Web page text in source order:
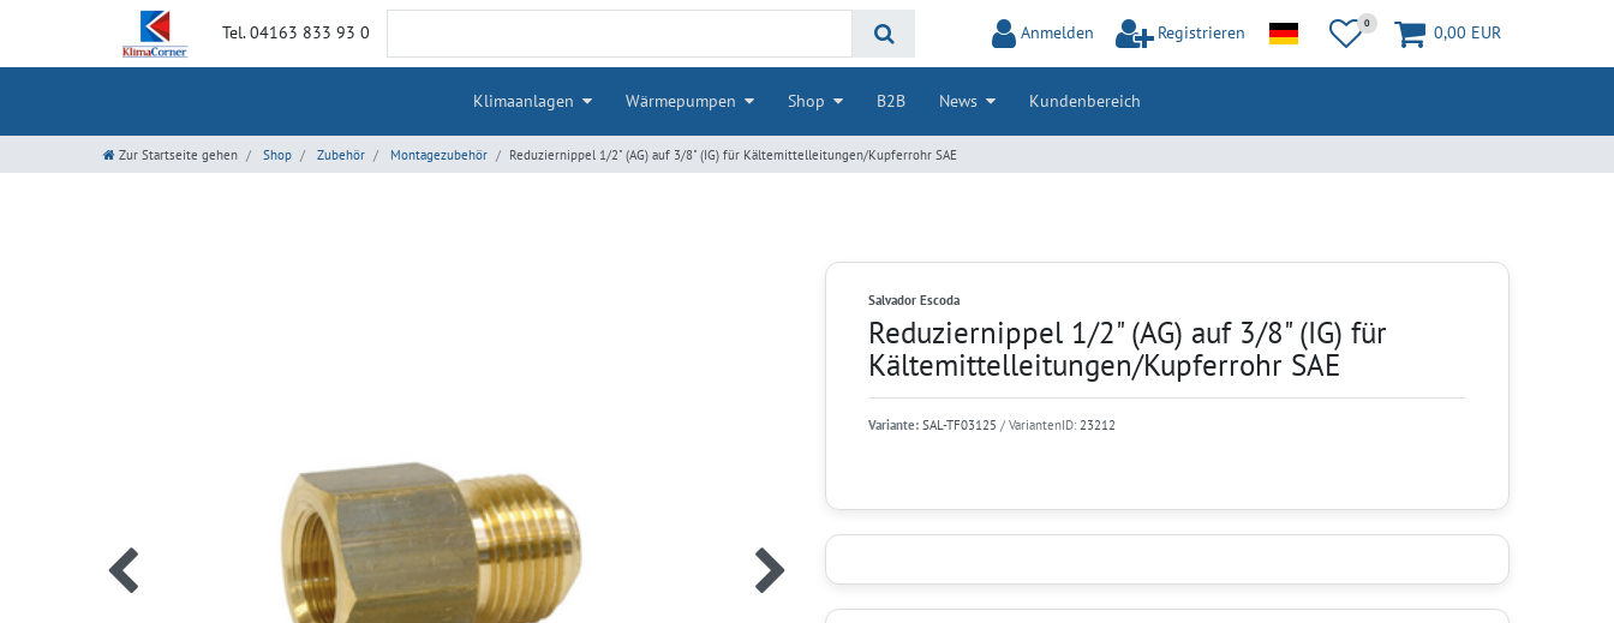
Tel. 04163 833 93 0 Anmelden Registrieren 0 0,00 EUR
Klimaanlagen Wärmepumpen Shop B2B News Kundenbereich
Zur Startseite gehen Shop Zubehör Montagezubehör Reduziernippel 1/2" (AG) auf 3/8" (IG) für Kältemittelleitungen/Kupferrohr SAE
Salvador Escoda
Reduziernippel 1/2" (AG) auf 3/8" (IG) für
Kältemittelleitungen/Kupferrohr SAE
Variante: SAL-TF03125 / VariantenID: 23212